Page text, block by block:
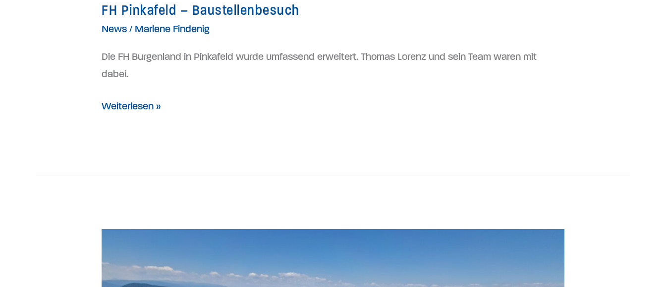
FH Pinkafeld – Baustellenbesuch
News / Marlene Findenig
Die FH Burgenland in Pinkafeld wurde umfassend erweitert. Thomas Lorenz und sein Team waren mit
dabei.
Weiterlesen »